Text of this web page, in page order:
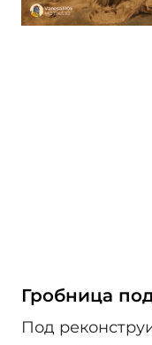
Гробница
Под